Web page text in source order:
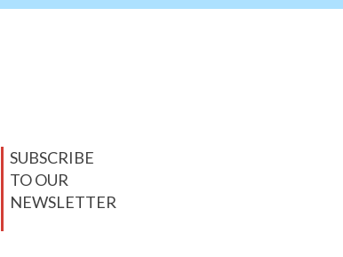
SUBSCRIBE
TO OUR
NEWSLETTER